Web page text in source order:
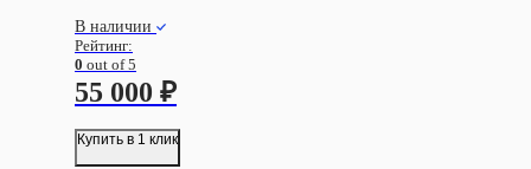
В наличии
Рейтинг:
0 out of 5
55 000 ₽
Купить в 1 клик